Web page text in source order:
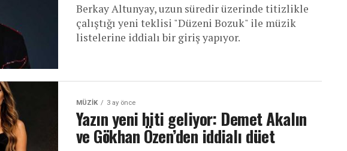
Berkay Altunyay, uzun süredir üzerinde titizlikle
çalıştığı yeni teklisi "Düzeni Bozuk" ile müzik
listelerine iddialı bir giriş yapıyor.
MÜZIK 3 ay önce
Yazın yeni hiti geliyor: Demet Akalın
ve Gökhan Özen’den iddialı düet